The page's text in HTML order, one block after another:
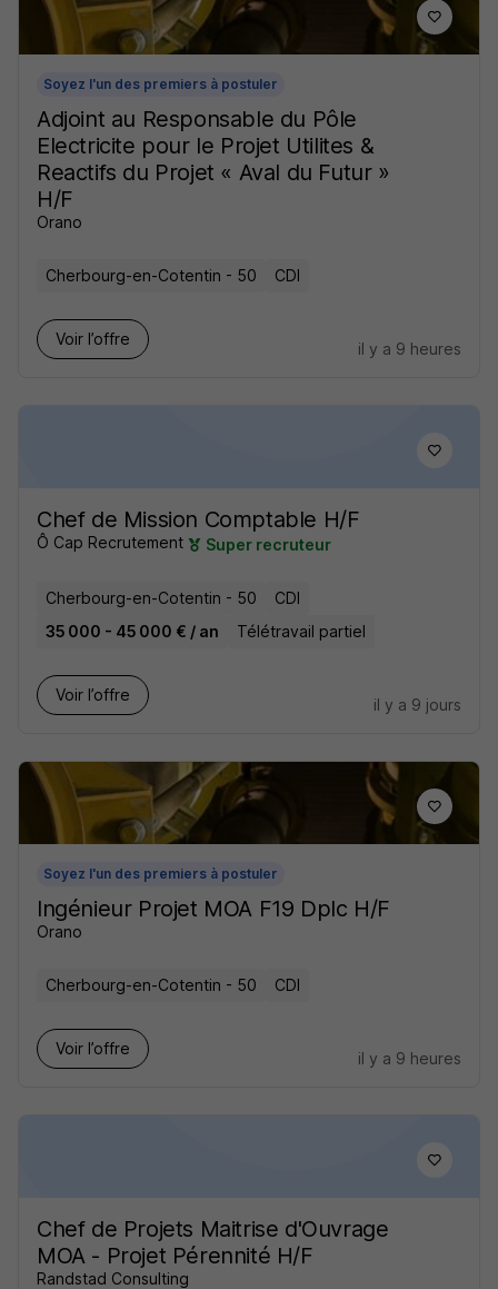
Soyez l'un des premiers à postuler
Adjoint au Responsable du Pôle
Electricite pour le Projet Utilites &
Reactifs du Projet « Aval du Futur »
H/F
Orano
Cherbourg-en-Cotentin - 50 CDI
Voir l’offre
il y a 9 heures
Chef de Mission Comptable H/F
Ô Cap Recrutement Super recruteur
Cherbourg-en-Cotentin - 50
CDI
35 000 - 45 000 € / an
Télétravail partiel
Voir l’offre
il y a 9 jours
Soyez l'un des premiers à postuler
Ingénieur Projet MOA F19 Dplc H/F
Orano
Cherbourg-en-Cotentin - 50 CDI
Voir l’offre
il y a 9 heures
Chef de Projets Maitrise d'Ouvrage
MOA - Projet Pérennité H/F
Randstad Consulting